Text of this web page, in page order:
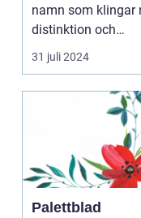
namn som klingar
distinktion och
prestig...
31 juli 2024
Palettblad